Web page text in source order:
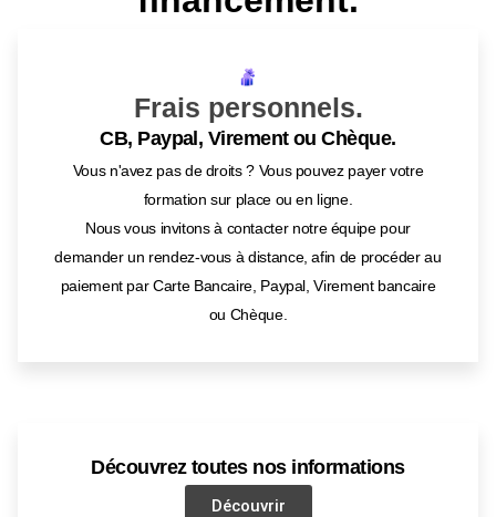
Frais personnels.
CB, Paypal, Virement ou Chèque.
Vous n'avez pas de droits ? Vous pouvez payer votre
formation sur place ou en ligne.
Nous vous invitons à contacter notre équipe pour
demander un rendez-vous à distance, afin de procéder au
paiement par Carte Bancaire, Paypal, Virement bancaire
ou Chèque.
Découvrez toutes nos informations
Découvrir